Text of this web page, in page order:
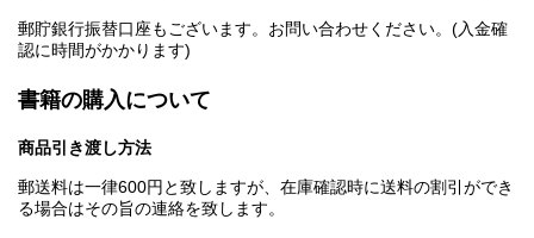
郵貯銀行振替口座もございます。お問い合わせください。(入金確
認に時間がかかります)
書籍の購入について
商品引き渡し方法
郵送料は一律600円と致しますが、在庫確認時に送料の割引ができ
る場合はその旨の連絡を致します。